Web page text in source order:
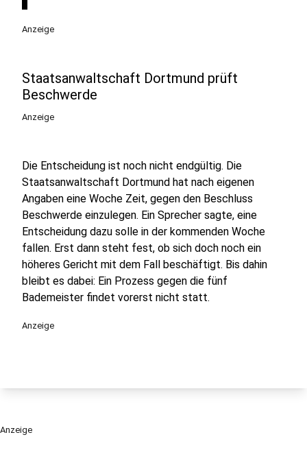
Anzeige
Staatsanwaltschaft Dortmund prüft
Beschwerde
Anzeige
Die Entscheidung ist noch nicht endgültig. Die
Staatsanwaltschaft Dortmund hat nach eigenen
Angaben eine Woche Zeit, gegen den Beschluss
Beschwerde einzulegen. Ein Sprecher sagte, eine
Entscheidung dazu solle in der kommenden Woche
fallen. Erst dann steht fest, ob sich doch noch ein
höheres Gericht mit dem Fall beschäftigt. Bis dahin
bleibt es dabei: Ein Prozess gegen die fünf
Bademeister findet vorerst nicht statt.
Anzeige
Anzeige